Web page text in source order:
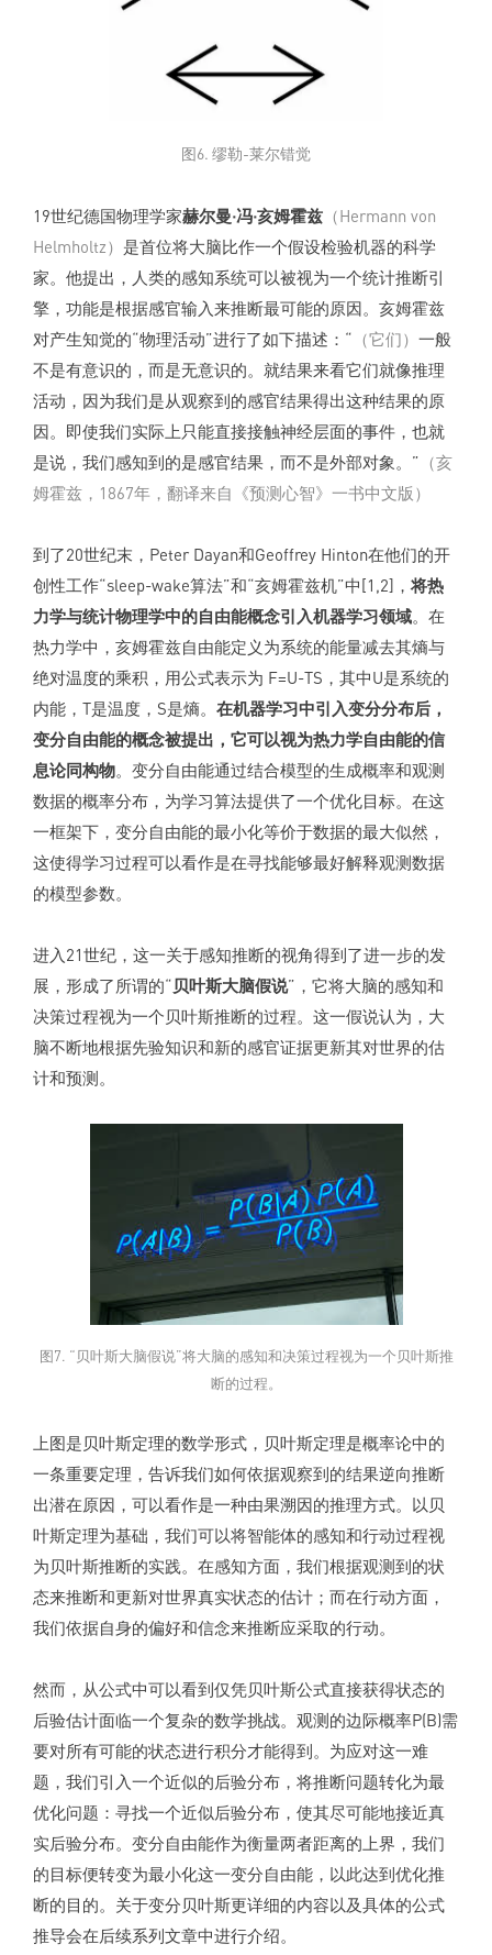
图6. 缪勒-莱尔错觉
19世纪德国物理学家赫尔曼·冯·亥姆霍兹 （Hermann von
Helmholtz） 是首位将大脑比作一个假设检验机器的科学
家。他提出，人类的感知系统可以被视为一个统计推断引
擎，功能是根据感官输入来推断最可能的原因。亥姆霍兹
对产生知觉的“物理活动”进行了如下描述：“ （它们） 一般
不是有意识的，而是无意识的。就结果来看它们就像推理
活动，因为我们是从观察到的感官结果得出这种结果的原
因。即使我们实际上只能直接接触神经层面的事件，也就
是说，我们感知到的是感官结果，而不是外部对象。” （亥
姆霍兹，1867年，翻译来自《预测心智》一书中文版）
到了20世纪末，Peter Dayan和Geoffrey Hinton在他们的开
创性工作“sleep-wake算法”和“亥姆霍兹机”中[1,2]，将热
力学与统计物理学中的自由能概念引入机器学习领域。在
热力学中，亥姆霍兹自由能定义为系统的能量减去其熵与
绝对温度的乘积，用公式表示为 F=U-TS，其中U是系统的
内能，T是温度，S是熵。 在机器学习中引入变分分布后，
变分自由能的概念被提出，它可以视为热力学自由能的信
息论同构物。变分自由能通过结合模型的生成概率和观测
数据的概率分布，为学习算法提供了一个优化目标。在这
一框架下，变分自由能的最小化等价于数据的最大似然，
这使得学习过程可以看作是在寻找能够最好解释观测数据
的模型参数。
进入21世纪，这一关于感知推断的视角得到了进一步的发
展，形成了所谓的“贝叶斯大脑假说”，它将大脑的感知和
决策过程视为一个贝叶斯推断的过程。这一假说认为，大
脑不断地根据先验知识和新的感官证据更新其对世界的估
计和预测。
图7. “贝叶斯大脑假说”将大脑的感知和决策过程视为一个贝叶斯推
断的过程。
上图是贝叶斯定理的数学形式，贝叶斯定理是概率论中的
一条重要定理，告诉我们如何依据观察到的结果逆向推断
出潜在原因，可以看作是一种由果溯因的推理方式。以贝
叶斯定理为基础，我们可以将智能体的感知和行动过程视
为贝叶斯推断的实践。在感知方面，我们根据观测到的状
态来推断和更新对世界真实状态的估计；而在行动方面，
我们依据自身的偏好和信念来推断应采取的行动。
然而，从公式中可以看到仅凭贝叶斯公式直接获得状态的
后验估计面临一个复杂的数学挑战。观测的边际概率P(B)需
要对所有可能的状态进行积分才能得到。为应对这一难
题，我们引入一个近似的后验分布，将推断问题转化为最
优化问题：寻找一个近似后验分布，使其尽可能地接近真
实后验分布。变分自由能作为衡量两者距离的上界，我们
的目标便转变为最小化这一变分自由能，以此达到优化推
断的目的。关于变分贝叶斯更详细的内容以及具体的公式
推导会在后续系列文章中进行介绍。